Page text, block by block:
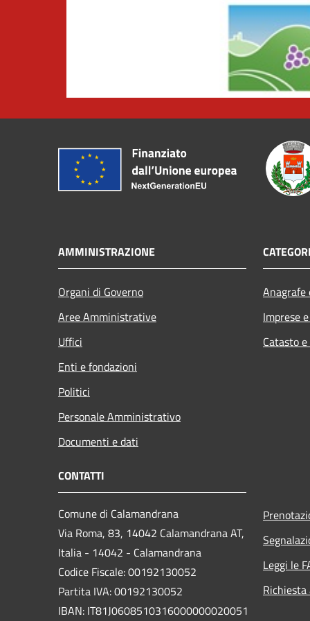
AMMINISTRAZIONE
Organi di Governo
Aree Amministrative
Uffici
Enti e fondazioni
Politici
Personale Amministrativo
Documenti e dati
Imprese
Catasto
CONTATTI
Comune di Calamandrana
Via Roma, 83, 14042 Calamandrana AT,
Italia - 14042 - Calamandrana
Codice Fiscale: 00192130052
Partita IVA: 00192130052
IBAN: IT81J0608510316000000020051
Leggi le